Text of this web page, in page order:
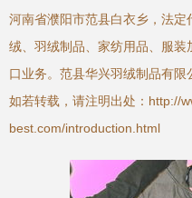
河南省濮阳市范县白衣乡，法
绒、羽绒制品、家纺用品、服
口业务。范县华兴羽绒制品有限
如若转载，请注明出处：http://
best.com/introduction.html